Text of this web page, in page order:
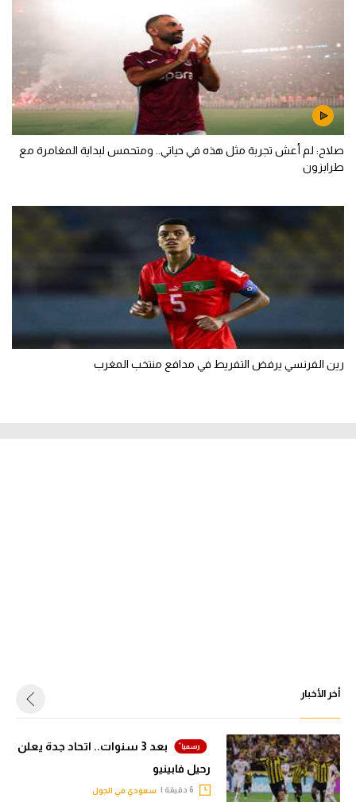
صلاح: لم أعش تجربة مثل هذه في حياتي.. ومتحمس لبداية المغامرة مع
طرابزون
رين الفرنسي يرفض التفريط في مدافع منتخب المغرب
أخر الأخبار
بعد 3 سنوات.. اتحاد جدة يعلن
رحيل فابينيو
سعودي في الجول